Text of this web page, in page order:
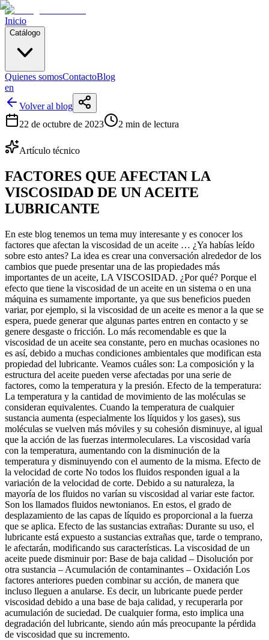
Inicio
Catálogo
Quienes somosContactoBlog
en
Volver al blog
22 de octubre de 2023
2 min de lectura
Artículo técnico
FACTORES QUE AFECTAN LA
VISCOSIDAD DE UN ACEITE
LUBRICANTE
En este blog tenemos un tema muy interesante y es conocer los
factores que afectan la viscosidad de un aceite … ¿Ya habías leído
sobre esto antes? La idea es crear una conversación alrededor de los
cambios que puede presentar una de las propiedades más
importantes de un aceite, LA VISCOSIDAD. ¿Por qué? Porque el
efecto que tiene la viscosidad de un aceite en un sistema o en una
máquina es sumamente importante, ya que sus beneficios pueden
variar, por ejemplo, si la viscosidad de un aceite es menor a la que se
espera, puede generar que algunas partes entren en contacto y se
genere desgaste o fricción. Lo más recomendable es que la
viscosidad de un aceite sea constante, pero en muchas ocasiones no
es así, debido a muchas condiciones ambientales que modifican esta
propiedad del lubricante. Veamos cuáles son: La composición y la
estructura del aceite pueden verse afectadas por una serie de
factores, como la temperatura y la presión. Efecto de la temperatura:
La temperatura y la cantidad de movimiento de las moléculas se
consideran equivalentes. Cuando la temperatura de cualquier
sustancia aumenta (especialmente los líquidos y los gases), sus
moléculas se vuelven más móviles y su cohesión disminuye, al igual
que la acción de las fuerzas intermoleculares. La viscosidad varía
con la temperatura, aumentando con la disminución de la
temperatura y disminuyendo con el aumento de la misma. Efecto de
la velocidad de corte No todos los fluidos responden igual a la
variación de la velocidad de corte. Debido a su naturaleza, la
mayoría de los fluidos no varían su viscosidad al variar este factor.
Son los llamados fluidos newtonianos. En estos, el grado de
desplazamiento de las capas de líquido es proporcional a la fuerza
que se aplica. Efecto de las sustancias extrañas: Durante su uso, el
lubricante está expuesto a sustancias extrañas que, tarde o temprano,
le afectarán, modificando sus características. La viscosidad de un
aceite puede disminuir por: Base de baja calidad – Disolución por
otra sustancia – Acumulación de contaminantes – Oxidación Los
factores anteriores pueden combinar su acción, de manera que
incluso lleguen a anularse. Es decir, un lubricante puede perder
viscosidad debido a una base de baja calidad, y recuperarla por
acumulación de suciedad. De cualquier forma, esto implica una
degradación del lubricante, siendo aún más preocupante la pérdida
de viscosidad que su incremento.